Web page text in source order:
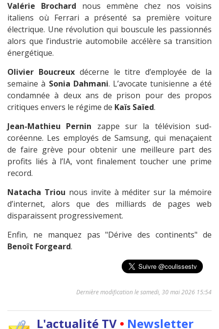
Valérie Brochard nous emmène chez nos voisins
italiens où Ferrari a présenté sa première voiture
électrique. Une révolution qui bouscule les passionnés
alors que l’industrie automobile accélère sa transition
énergétique.
Olivier Boucreuxdécerne le titre d’employée de la
semaine à Sonia Dahmani. L’avocate tunisienne a été
condamnée à deux ans de prison pour des propos
critiques envers le régime de Kaïs Saïed.
Jean-Mathieu Pernin zappe sur la télévision sud-
coréenne. Les employés de Samsung, qui menaçaient
de faire grève pour obtenir une meilleure part des
profits liés à l’IA, vont finalement toucher une prime
record.
Natacha Triou nous invite à méditer sur la mémoire
d’internet, alors que des milliards de pages web
disparaissent progressivement.
Enfin, ne manquez pas "Dérive des continents" de
Benoît Forgeard.
Dernière modification le samedi, 30 mai 2026 15:54
L'actualité TV • Newsletter